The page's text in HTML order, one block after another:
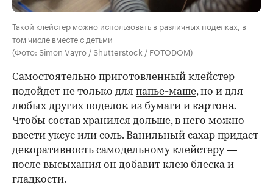
Такой клейстер можно использовать в различных поделках, в
том числе вместе с детьми
(Фото: Simon Vayro / Shutterstock / FOTODOM)
Самостоятельно приготовленный клейстер
подойдет не только для папье-маше, но и для
любых других поделок из бумаги и картона.
Чтобы состав хранился дольше, в него можно
ввести уксус или соль. Ванильный сахар придаст
декоративность самодельному клейстеру —
после высыхания он добавит клею блеска и
гладкости.